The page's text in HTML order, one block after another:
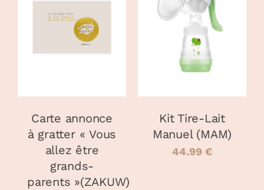
AJOUTER AU
PANIER
/
DÉTAILS
Carte annonce
à gratter « Vous
allez être
grands-
parents »(ZAKUW)
DÉTAILS
Kit Tire-Lait
Manuel (MAM)
44.99 €